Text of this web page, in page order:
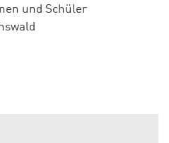
und Schüler